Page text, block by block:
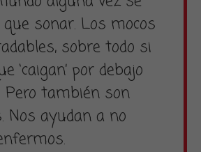
sonar. Los mocos
sobre todo si
‘caigan’ por debajo
Pero también son
Nos ayudan a no